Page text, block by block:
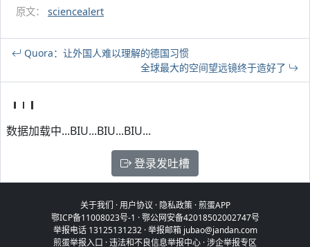
原文： sciencealert
Quora：让外国人难以理解的德国习惯
全球最大的空间望远镜终于造好了
数据加载中...BIU...BIU...BIU...
登录发吐槽
关于我们 ·用户协议 · 隐私政策·煎蛋APP
鄂ICP备11008023号-1 ·鄂公网安备42018502002747号
举报电话 13125131232 · 举报邮箱 jubao@jandan.com
煎蛋举报入口 ·违法和不良信息举报中心 ·涉企举报专区